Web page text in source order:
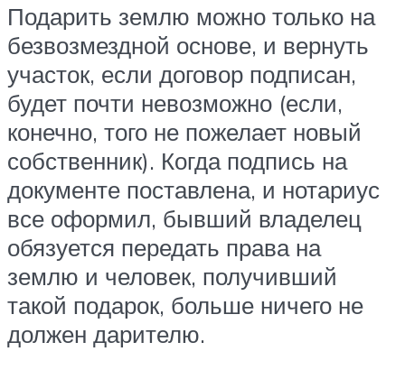
Подарить землю можно только на
безвозмездной основе, и вернуть
участок, если договор подписан,
будет почти невозможно (если,
конечно, того не пожелает новый
собственник). Когда подпись на
документе поставлена, и нотариус
все оформил, бывший владелец
обязуется передать права на
землю и человек, получивший
такой подарок, больше ничего не
должен дарителю.